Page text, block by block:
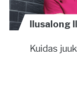
Ilusalong
Kuidas